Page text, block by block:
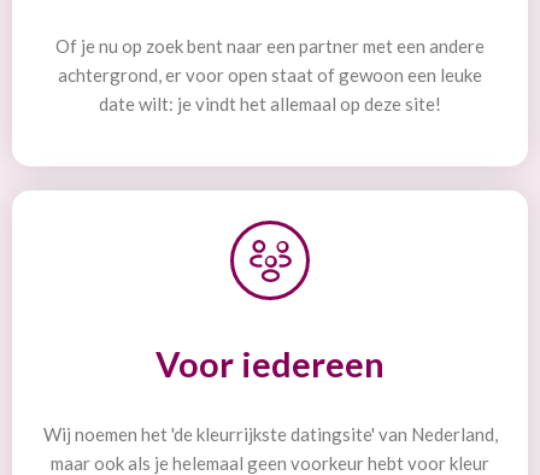
Of je nu op zoek bent naar een partner met een andere
achtergrond, er voor open staat of gewoon een leuke
date wilt: je vindt het allemaal op deze site!
Voor iedereen
Wij noemen het 'de kleurrijkste datingsite' van Nederland,
maar ook als je helemaal geen voorkeur hebt voor kleur